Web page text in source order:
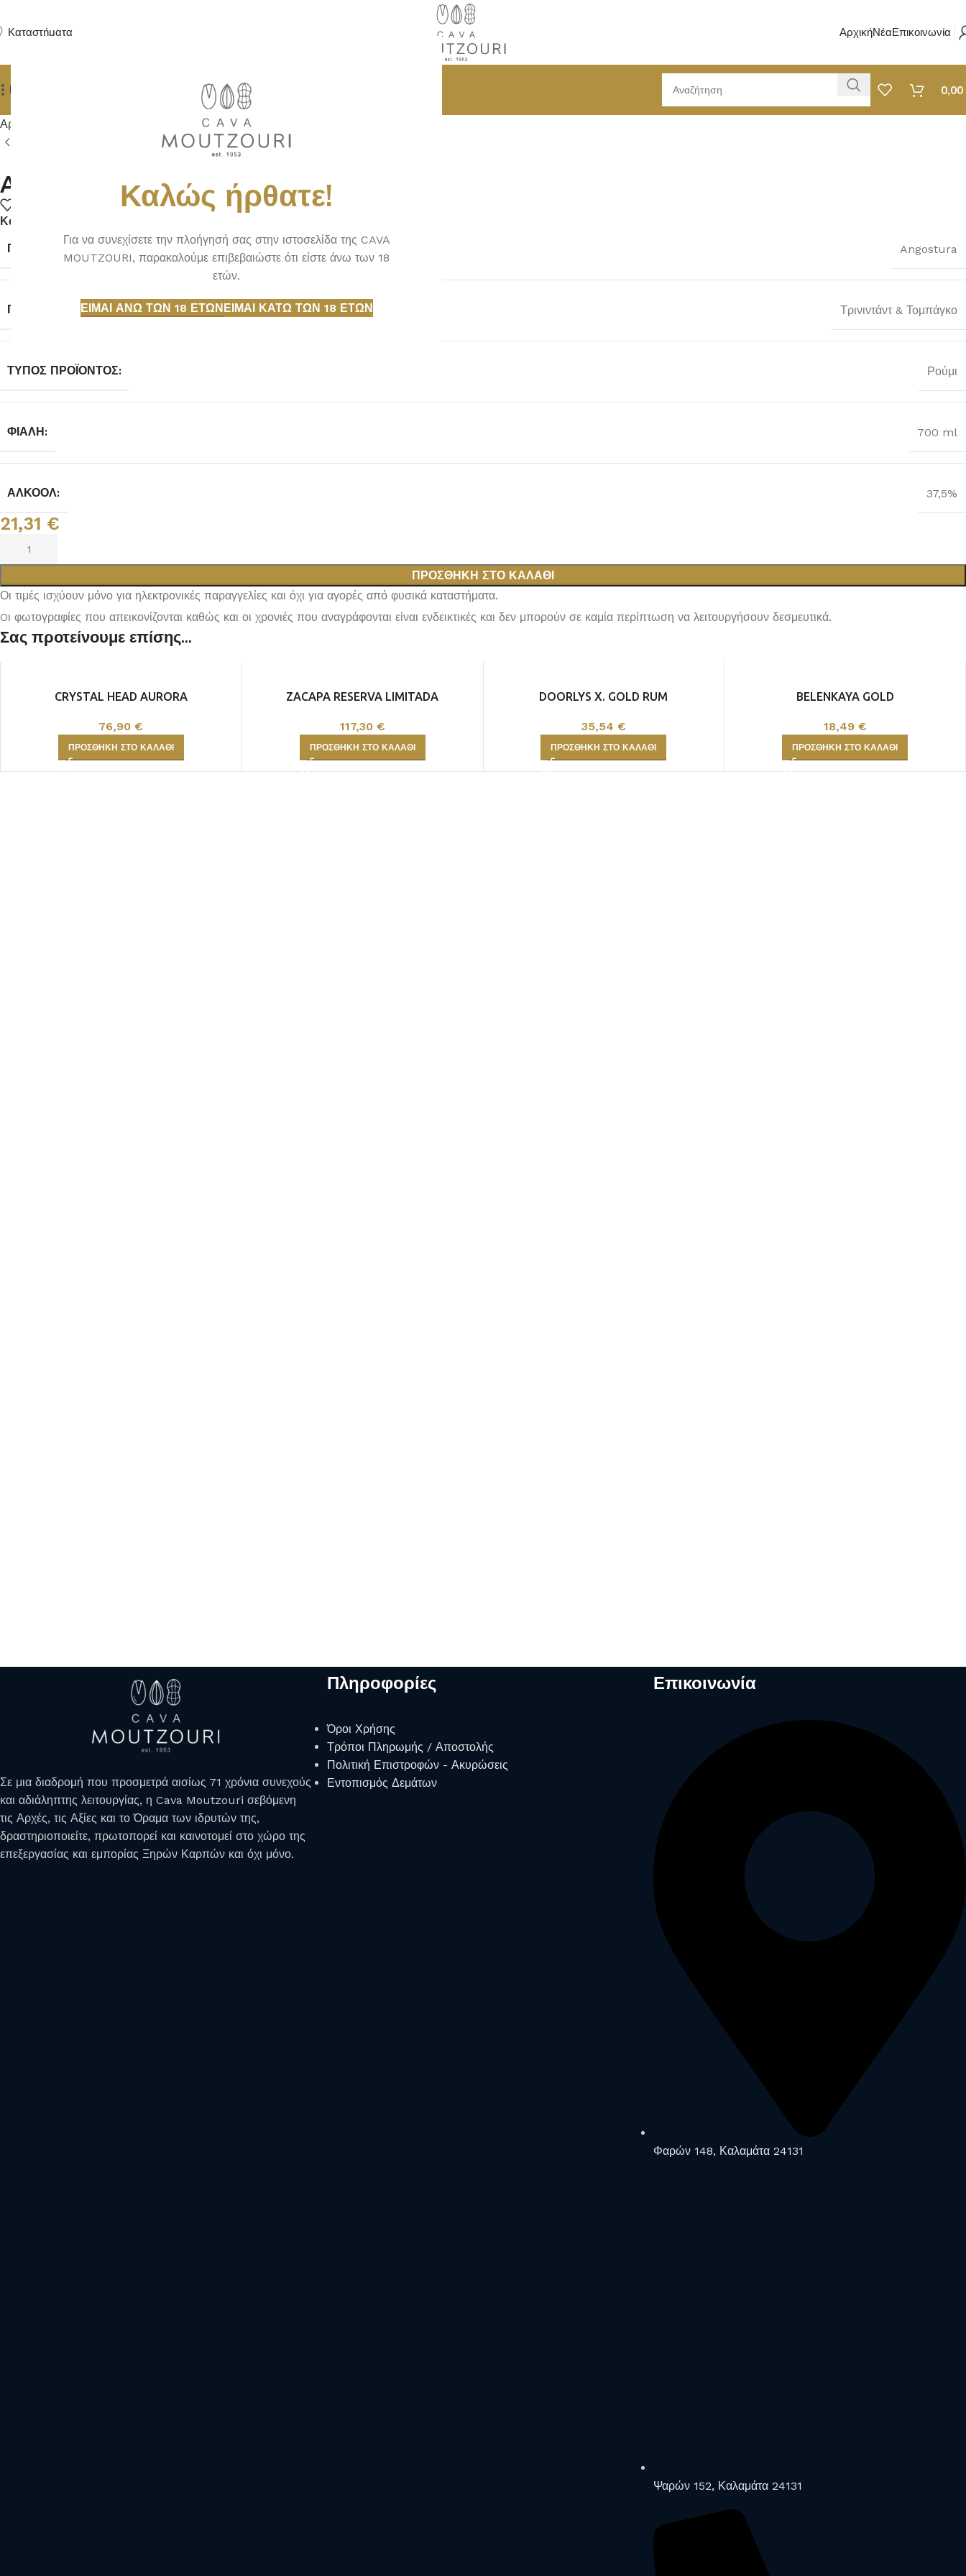
Καλώς ήρθατε!
Για να συνεχίσετε την πλοήγησή σας στην ιστοσελίδα της CAVA
MOUTZOURI, παρακαλούμε επιβεβαιώστε ότι είστε άνω των 18
ετών.
ΕΊΜΑΙ ΆΝΩ ΤΩΝ 18 ΕΤΏΝ ΕΊΜΑΙ ΚΆΤΩ ΤΩΝ 18 ΕΤΏΝ
Καταστήματα ΑρχικήΝέαΕπικοινωνία
Προϊόντα Yachting Services 0,00
Αρχική σελίδα ANGOSTURA RESERVA 3 YEARS OLD
ANGOSTURA RESERVA 3 YEARS OLD
Κωδικός προϊόντος:
ΠΑΡΑΓΩΓΌΣ:
Angostura
ΠΡΟΈΛΕΥΣΗ: Τρινιντάντ & Τομπάγκο
ΤΎΠΟΣ ΠΡΟΪΌΝΤΟΣ: Ρούμι
ΦΙΆΛΗ: 700 ml
ΑΛΚΟΌΛ: 37,5%
21,31 €
ΠΡΟΣΘΉΚΗ ΣΤΟ ΚΑΛΆΘΙ
Οι τιμές ισχύουν μόνο για ηλεκτρονικές παραγγελίες και όχι για αγορές από φυσικά καταστήματα.
Oι φωτογραφίες που απεικονίζονται καθώς και οι χρονιές που αναγράφονται είναι ενδεικτικές και δεν μπορούν σε καμία περίπτωση να λειτουργήσουν δεσμευτικά.
Σας προτείνουμε επίσης...
CRYSTAL HEAD AURORA
76,90€
ΠΡΟΣΘΉΚΗ ΣΤΟ ΚΑΛΆΘΙ
ZACAPA RESERVA LIMITADA
117,30 €
ΠΡΟΣΘΉΚΗ ΣΤΟ ΚΑΛΆΘΙ
DOORLYS X. GOLD RUM
35,54 €
ΠΡΟΣΘΉΚΗ ΣΤΟ ΚΑΛΆΘΙ
BELENKAYA GOLD
18,49 €
ΠΡΟΣΘΉΚΗ ΣΤΟ ΚΑΛΆΘΙ
Σε μια διαδρομή που προσμετρά αισίως 71 χρόνια συνεχούς
και αδιάληπτης λειτουργίας, η Cava Moutzouri σεβόμενη
τις Αρχές, τις Αξίες και το Όραμα των ιδρυτών της,
δραστηριοποιείτε, πρωτοπορεί και καινοτομεί στο χώρο της
επεξεργασίας και εμπορίας Ξηρών Καρπών και όχι μόνο.
Πληροφορίες
Όροι Χρήσης
Τρόποι Πληρωμής / Αποστολής
Πολιτική Επιστροφών - Ακυρώσεις
Εντοπισμός Δεμάτων
Επικοινωνία
Φαρών 148, Καλαμάτα 24131
Ψαρών 152, Καλαμάτα 24131